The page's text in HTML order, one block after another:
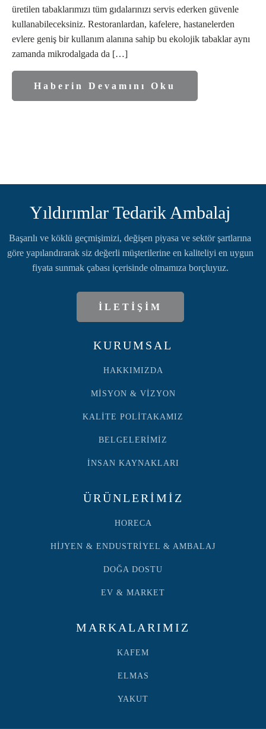
üretilen tabaklarımızı tüm gıdalarınızı servis ederken güvenle
kullanabileceksiniz. Restoranlardan, kafelere, hastanelerden
evlere geniş bir kullanım alanına sahip bu ekolojik tabaklar aynı
zamanda mikrodalgada da […]
Haberin Devamını Oku
Yıldırımlar Tedarik Ambalaj
Başarılı ve köklü geçmişimizi, değişen piyasa ve sektör şartlarına
göre yapılandırarak siz değerli müşterilerine en kaliteliyi en uygun
fiyata sunmak çabası içerisinde olmamıza borçluyuz.
İLETİŞİM
KURUMSAL
HAKKIMIZDA
MİSYON & VİZYON
KALİTE POLİTAKAMIZ
BELGELERİMİZ
İNSAN KAYNAKLARI
ÜRÜNLERİMİZ
HORECA
HİJYEN & ENDUSTRİYEL & AMBALAJ
DOĞA DOSTU
EV & MARKET
MARKALARIMIZ
KAFEM
ELMAS
YAKUT